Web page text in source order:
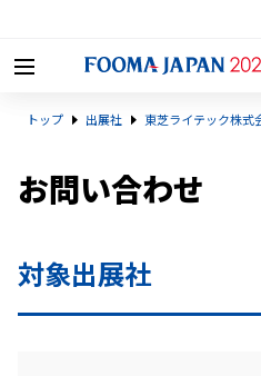
級の食品製造総合展〜 | 一般社
日本語
トップ 出展社 東芝ライテック株式
お問い合わせ
対象出展社